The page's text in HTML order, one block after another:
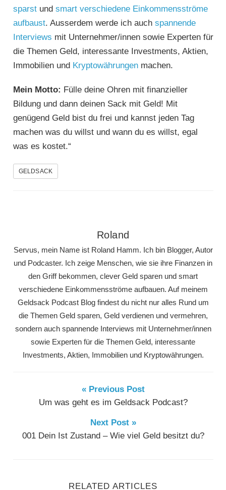
sparstund smart verschiedene Einkommensströme
aufbaust. Ausserdem werde ich auch spannende
Interviews mit Unternehmer/innen sowie Experten für
die Themen Geld, interessante Investments, Aktien,
Immobilien und Kryptowährungenmachen.
Mein Motto: Fülle deine Ohren mit finanzieller
Bildung und dann deinen Sack mit Geld! Mit
genügend Geld bist du frei und kannst jeden Tag
machen was du willst und wann du es willst, egal
was es kostet.“
GELDSACK
Roland
Servus, mein Name ist Roland Hamm. Ich bin Blogger, Autor
und Podcaster. Ich zeige Menschen, wie sie ihre Finanzen in
den Griff bekommen, clever Geld sparen und smart
verschiedene Einkommensströme aufbauen. Auf meinem
Geldsack Podcast Blog findest du nicht nur alles Rund um
die Themen Geld sparen, Geld verdienen und vermehren,
sondern auch spannende Interviews mit Unternehmer/innen
sowie Experten für die Themen Geld, interessante
Investments, Aktien, Immobilien und Kryptowährungen.
« Previous Post
Um was geht es im Geldsack Podcast?
Next Post »
001 Dein Ist Zustand – Wie viel Geld besitzt du?
RELATED ARTICLES